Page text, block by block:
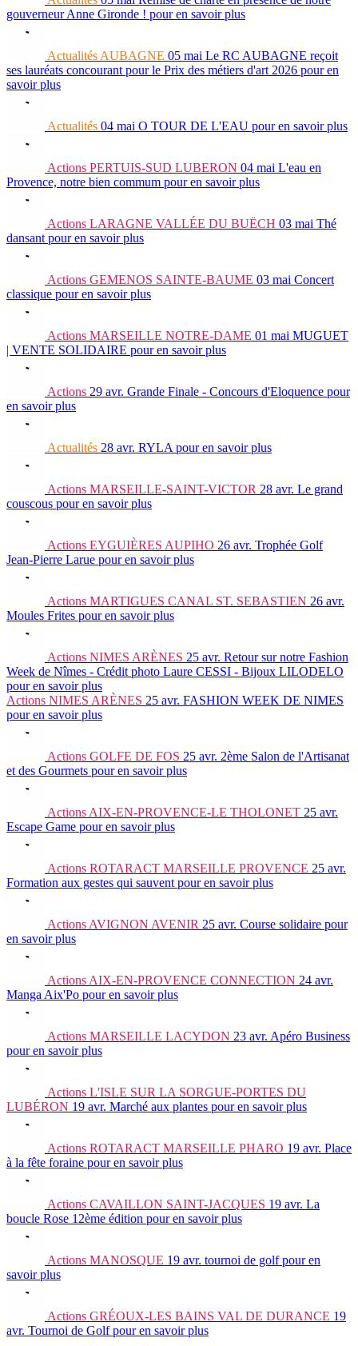
gouverneur Anne Gironde ! pour en savoir plus
Actualités AUBAGNE 05 mai Le RC AUBAGNE reçoit
ses lauréats concourant pour le Prix des métiers d'art 2026 pour en
savoir plus
Actualités 04 mai O TOUR DE L'EAU pour en savoir plus
Actions PERTUIS-SUD LUBERON 04 mai L'eau en
Provence, notre bien commum pour en savoir plus
Actions LARAGNE VALLÉE DU BUËCH 03 mai Thé
dansant pour en savoir plus
Actions GEMENOS SAINTE-BAUME 03 mai Concert
classique pour en savoir plus
Actions MARSEILLE NOTRE-DAME 01 mai MUGUET
| VENTE SOLIDAIRE pour en savoir plus
Actions 29 avr. Grande Finale - Concours d'Eloquence pour
en savoir plus
Actualités 28 avr. RYLA pour en savoir plus
Actions MARSEILLE-SAINT-VICTOR 28 avr. Le grand
couscous pour en savoir plus
Actions EYGUIÈRES AUPIHO 26 avr. Trophée Golf
Jean-Pierre Larue pour en savoir plus
Actions MARTIGUES CANAL ST. SEBASTIEN 26 avr.
Moules Frites pour en savoir plus
Actions NIMES ARÈNES 25 avr. Retour sur notre Fashion
Week de Nîmes - Crédit photo Laure CESSI - Bijoux LILODELO
pour en savoir plus
Actions NIMES ARÈNES 25 avr. FASHION WEEK DE NIMES
pour en savoir plus
Actions GOLFE DE FOS 25 avr. 2ème Salon de l'Artisanat
et des Gourmets pour en savoir plus
Actions AIX-EN-PROVENCE-LE THOLONET 25 avr.
Escape Game pour en savoir plus
Actions ROTARACT MARSEILLE PROVENCE 25 avr.
Formation aux gestes qui sauvent pour en savoir plus
Actions AVIGNON AVENIR 25 avr. Course solidaire pour
en savoir plus
Actions AIX-EN-PROVENCE CONNECTION 24 avr.
Manga Aix'Po pour en savoir plus
Actions MARSEILLE LACYDON 23 avr. Apéro Business
pour en savoir plus
Actions L'ISLE SUR LA SORGUE-PORTES DU
LUBÉRON 19 avr. Marché aux plantes pour en savoir plus
Actions ROTARACT MARSEILLE PHARO 19 avr. Place
à la fête foraine pour en savoir plus
Actions CAVAILLON SAINT-JACQUES 19 avr. La
boucle Rose 12ème édition pour en savoir plus
Actions MANOSQUE 19 avr. tournoi de golf pour en
savoir plus
Actions GRÉOUX-LES BAINS VAL DE DURANCE 19
avr. Tournoi de Golf pour en savoir plus